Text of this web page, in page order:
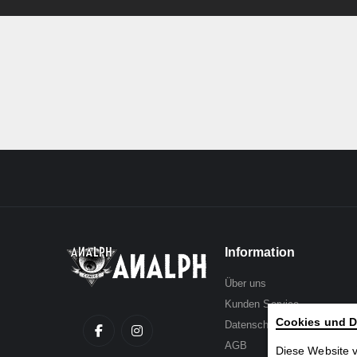
Information
Über uns
Kunden Service
Datenschutz
AGB
Cookies und
Diese Website